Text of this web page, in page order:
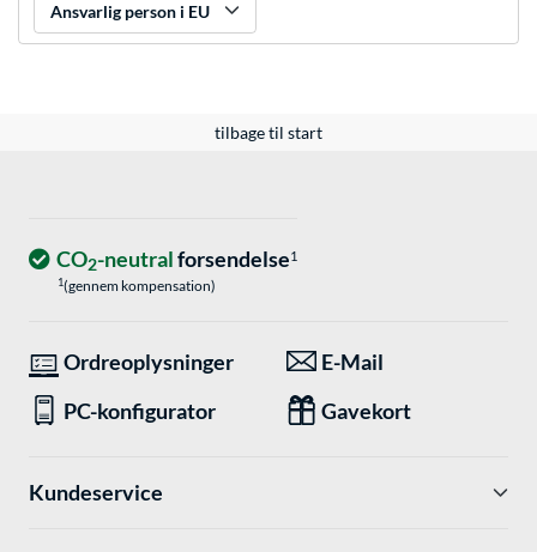
Ansvarlig person i EU
tilbage til start
CO2-neutralforsendelse1
1(gennem kompensation)
Ordreoplysninger
E-Mail
PC-konfigurator
Gavekort
Kundeservice